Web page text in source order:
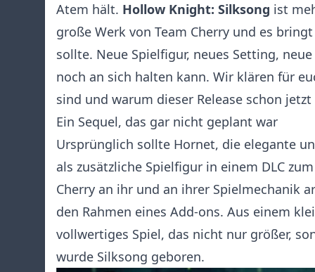
Atem hält. Hollow Knight: Silksong ist
große Werk von Team Cherry und es
sollte. Neue Spielfigur, neues Setting,
noch an sich halten kann. Wir klären für
sind und warum dieser Release schon
Ein Sequel, das gar nicht geplant war
Ursprünglich sollte Hornet, die elegante
als zusätzliche Spielfigur in einem DLC
Cherry an ihr und an ihrer Spielmechanik
den Rahmen eines Add-ons. Aus einem
vollwertiges Spiel, das nicht nur größer,
wurde Silksong geboren.